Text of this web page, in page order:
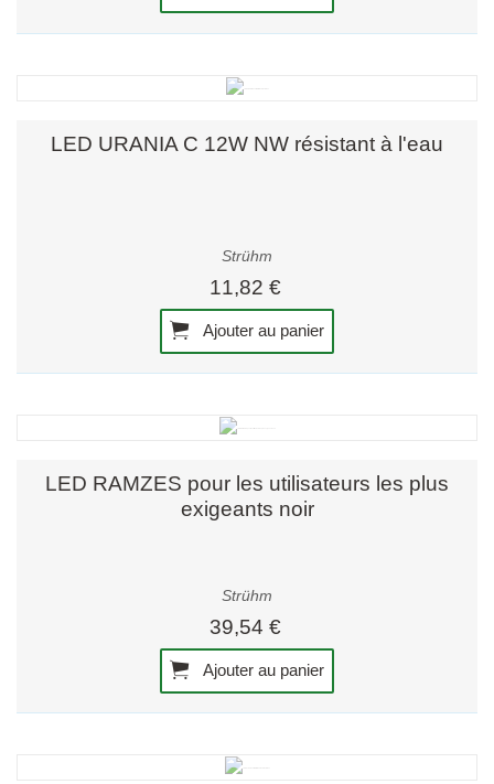
LED URANIA C 12W NW résistant à l'eau
Strühm
11,82 €
Ajouter au panier
LED RAMZES pour les utilisateurs les plus
exigeants noir
Strühm
39,54 €
Ajouter au panier